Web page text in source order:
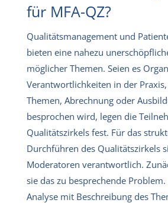
für MFA-QZ?
Qualitätsmanagement und
bieten eine nahezu
möglicher Themen. Seien es
Verantwortlichkeiten in der
Themen, Abrechnung oder
besprochen wird, legen die
Qualitätszirkels fest. Für das
Durchführen des Qualitätszirkels
Moderatoren verantwortlich.
sie das zu besprechende
Analyse mit Beschreibung des